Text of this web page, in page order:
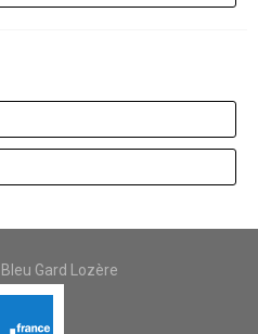
Gard Lozère